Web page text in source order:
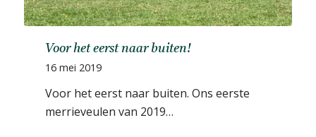
Voor het eerst naar buiten!
16 mei 2019
Voor het eerst naar buiten. Ons eerste
merrieveulen van 2019…